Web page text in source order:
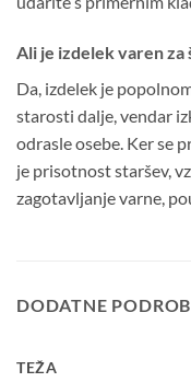
Ali je izdelek varen
Da, izdelek je
starosti dalje, vendar
odrasle osebe. Ker se
je prisotnost staršev,
zagotavljanje varne,
DODATNE
TEŽA